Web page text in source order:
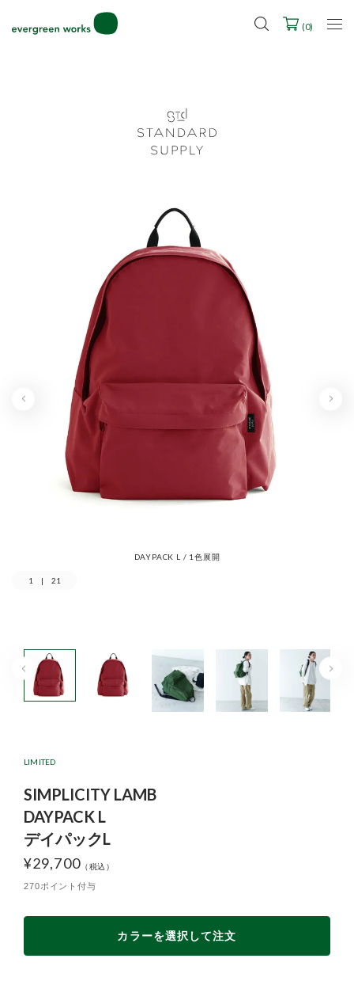
(0)
DAYPACK L / 1色展開
1 | 21
LIMITED
SIMPLICITY LAMB
DAYPACK L
デイパックL
¥29,700
270ポイント付与
カラーを選択して注文